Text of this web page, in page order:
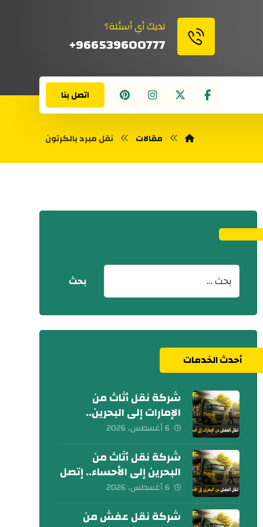
لديك أي أسئلة؟
966539600777+
اتصل بنا
مقالات نقل مبرد بالكرتون
أحدث الخدمات
شركة نقل أثاث من
الإمارات إلى البحرين..
كلمنا الآن
6 أغسطس، 2026
شركة نقل أثاث من
البحرين إلى الأحساء.. إتصل
بنا الآن
6 أغسطس، 2026
شركة نقل عفش من